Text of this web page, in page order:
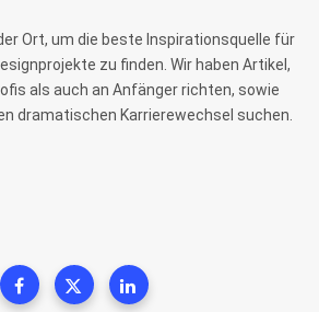
Ort, um die beste Inspirationsquelle für
zu finden. Wir haben Artikel,
als auch an Anfänger richten, sowie
dramatischen Karrierewechsel suchen.